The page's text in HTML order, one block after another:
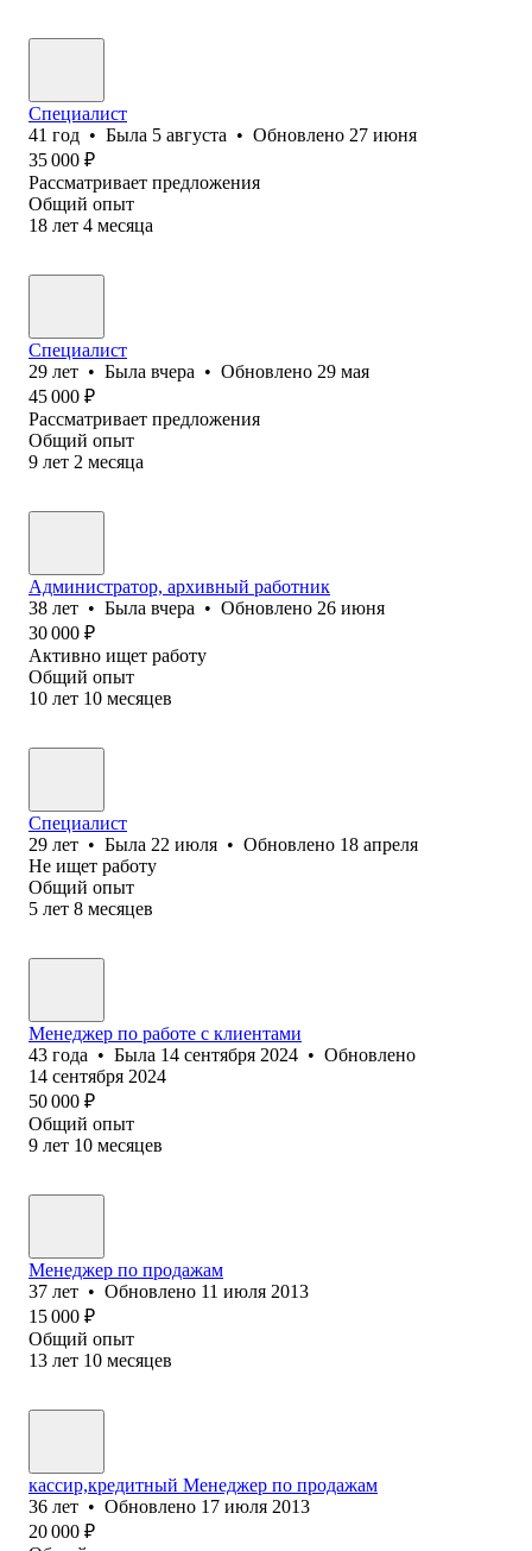
Специалист
41 год • Была 5 августа • Обновлено 27 июня
35 000 ₽
Рассматривает предложения
Общий опыт
18 лет 4 месяца
Специалист
29 лет • Была вчера • Обновлено 29 мая
45 000 ₽
Рассматривает предложения
Общий опыт
9 лет 2 месяца
Администратор, архивный работник
38 лет • Была вчера • Обновлено 26 июня
30 000 ₽
Активно ищет работу
Общий опыт
10 лет 10 месяцев
Специалист
29 лет • Была 22 июля • Обновлено 18 апреля
Не ищет работу
Общий опыт
5 лет 8 месяцев
Менеджер по работе с клиентами
43 года • Была 14 сентября 2024 • Обновлено
14 сентября 2024
50 000 ₽
Общий опыт
9 лет 10 месяцев
Менеджер по продажам
37 лет • Обновлено 11 июля 2013
15 000 ₽
Общий опыт
13 лет 10 месяцев
кассир,кредитный Менеджер по продажам
36 лет • Обновлено 17 июля 2013
20 000 ₽